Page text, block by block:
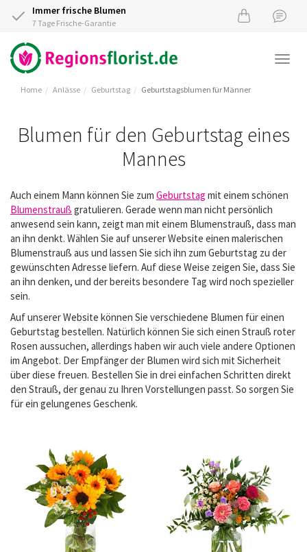
Immer frische Blumen
7 Tage Frische-Garantie
Home Anlässe Geburtstag Geburtstagsblumen für Männer
Blumen für den Geburtstag eines
Mannes
Auch einem Mann können Sie zum Geburtstag mit einem schönen
Blumenstrauß gratulieren. Gerade wenn man nicht persönlich
anwesend sein kann, zeigt man mit einem Blumenstrauß, dass man
an ihn denkt. Wählen Sie auf unserer Website einen malerischen
Blumenstrauß aus und lassen Sie sich ihn zum Geburtstag zu der
gewünschten Adresse liefern. Auf diese Weise zeigen Sie, dass Sie
an ihn denken, und der bereits besondere Tag wird noch spezieller
sein.
Auf unserer Website können Sie verschiedene Blumen für einen
Geburtstag bestellen. Natürlich können Sie sich einen Strauß roter
Rosen aussuchen, allerdings haben wir auch viele andere Optionen
im Angebot. Der Empfänger der Blumen wird sich mit Sicherheit
über diese freuen. Bestellen Sie in drei einfachen Schritten direkt
den Strauß, der genau zu Ihren Vorstellungen passt. So sorgen Sie
für ein gelungenes Geschenk.